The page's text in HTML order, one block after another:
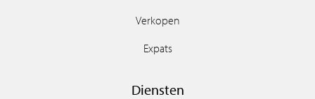
Verkopen
Expats
Diensten